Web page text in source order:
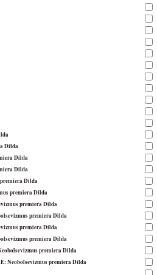
Dilda
Dilda
Dilda
Dilda
premiera Dilda
premiera Dilda
premiera Dilda
premiera Dilda
premiera Dilda
premiera Dilda
Neobolsevizmus premiera Dilda